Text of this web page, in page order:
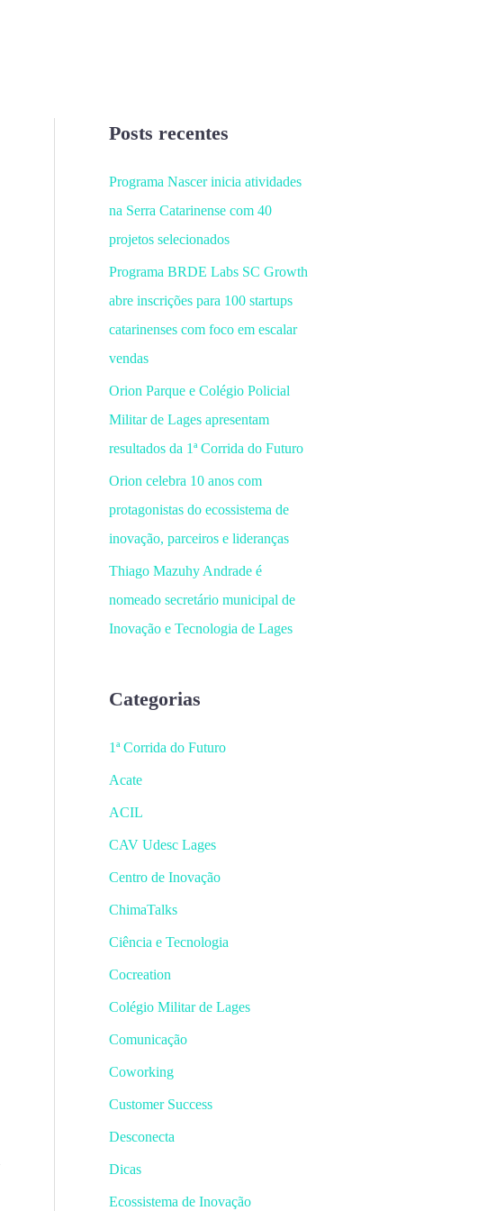
Posts recentes
Programa Nascer inicia atividades
na Serra Catarinense com 40
projetos selecionados
Programa BRDE Labs SC Growth
abre inscrições para 100 startups
catarinenses com foco em escalar
vendas
Orion Parque e Colégio Policial
Militar de Lages apresentam
resultados da 1ª Corrida do Futuro
Orion celebra 10 anos com
protagonistas do ecossistema de
inovação, parceiros e lideranças
Thiago Mazuhy Andrade é
nomeado secretário municipal de
Inovação e Tecnologia de Lages
Categorias
1ª Corrida do Futuro
Acate
ACIL
CAV Udesc Lages
Centro de Inovação
ChimaTalks
Ciência e Tecnologia
Cocreation
Colégio Militar de Lages
Comunicação
Coworking
Customer Success
Desconecta
Dicas
Ecossistema de Inovação